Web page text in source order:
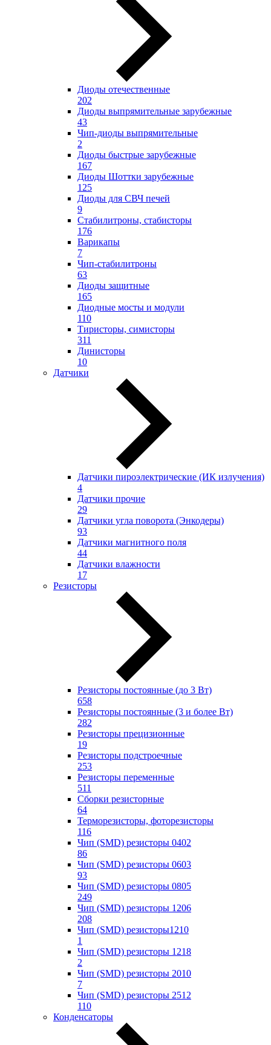
Диоды отечественные
202
Диоды выпрямительные зарубежные
43
Чип-диоды выпрямительные
2
Диоды быстрые зарубежные
167
Диоды Шоттки зарубежные
125
Диоды для СВЧ печей
9
Стабилитроны, стабисторы
176
Варикапы
7
Чип-стабилитроны
63
Диоды защитные
165
Диодные мосты и модули
110
Тиристоры, симисторы
311
Динисторы
10
Датчики
Датчики пироэлектрические (ИК излучения)
4
Датчики прочие
29
Датчики угла поворота (Энкодеры)
93
Датчики магнитного поля
44
Датчики влажности
17
Резисторы
Резисторы постоянные (до 3 Вт)
658
Резисторы постоянные (3 и более Вт)
282
Резисторы прецизионные
19
Резисторы подстроечные
253
Резисторы переменные
511
Сборки резисторные
64
Терморезисторы, фоторезисторы
116
Чип (SMD) резисторы 0402
86
Чип (SMD) резисторы 0603
93
Чип (SMD) резисторы 0805
249
Чип (SMD) резисторы 1206
208
Чип (SMD) резисторы1210
1
Чип (SMD) резисторы 1218
2
Чип (SMD) резисторы 2010
7
Чип (SMD) резисторы 2512
110
Конденсаторы